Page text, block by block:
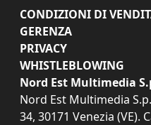
CONDIZIONI DI
GERENZA
PRIVACY
WHISTLEBLOWING
Nord Est Multimedia
Nord Est Multimedia
34, 30171 Venezia (VE).